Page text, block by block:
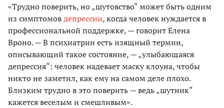
«Трудно поверить, но „шутовство“ может быть одним
из симптомовдепрессии, когда человек нуждается в
профессиональной поддержке, — говорит Елена
Вроно. — В психиатрии есть изящный термин,
описывающий такое состояние, — „улыбающаяся
депрессия“: человек надевает маску клоуна, чтобы
никто не заметил, как ему на самом деле плохо.
Близким трудно в это поверить — ведь „шутник“
кажется веселым и смешливым».